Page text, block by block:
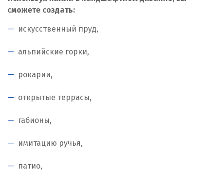
Дегтярск
Дмитров
Долгопрудный
Домодедово
Дубна
сможете создать:
искусственный пруд,
альпийские горки,
рокарии,
открытые террасы,
габионы,
имитацию ручья,
патио,